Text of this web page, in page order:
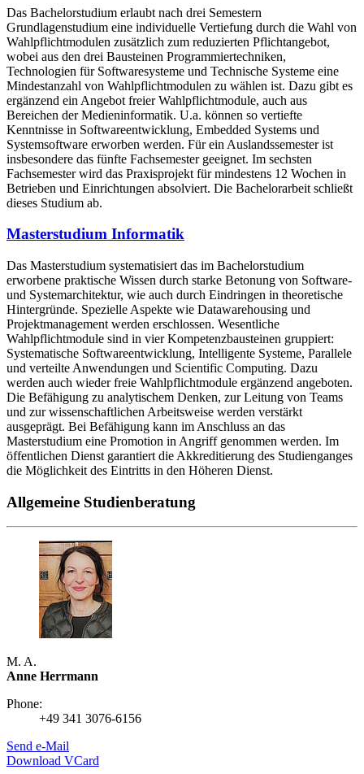
Das Bachelorstudium erlaubt nach drei Semestern
Grundlagenstudium eine individuelle Vertiefung durch die Wahl von
Wahlpflichtmodulen zusätzlich zum reduzierten Pflichtangebot,
wobei aus den drei Bausteinen Programmiertechniken,
Technologien für Softwaresysteme und Technische Systeme eine
Mindestanzahl von Wahlpflichtmodulen zu wählen ist. Dazu gibt es
ergänzend ein Angebot freier Wahlpflichtmodule, auch aus
Bereichen der Medieninformatik. U.a. können so vertiefte
Kenntnisse in Softwareentwicklung, Embedded Systems und
Systemsoftware erworben werden. Für ein Auslandssemester ist
insbesondere das fünfte Fachsemester geeignet. Im sechsten
Fachsemester wird das Praxisprojekt für mindestens 12 Wochen in
Betrieben und Einrichtungen absolviert. Die Bachelorarbeit schließt
dieses Studium ab.
Masterstudium Informatik
Das Masterstudium systematisiert das im Bachelorstudium
erworbene praktische Wissen durch starke Betonung von Software-
und Systemarchitektur, wie auch durch Eindringen in theoretische
Hintergründe. Spezielle Aspekte wie Datawarehousing und
Projektmanagement werden erschlossen. Wesentliche
Wahlpflichtmodule sind in vier Kompetenzbausteinen gruppiert:
Systematische Softwareentwicklung, Intelligente Systeme, Parallele
und verteilte Anwendungen und Scientific Computing. Dazu
werden auch wieder freie Wahlpflichtmodule ergänzend angeboten.
Die Befähigung zu analytischem Denken, zur Leitung von Teams
und zur wissenschaftlichen Arbeitsweise werden verstärkt
ausgeprägt. Bei Befähigung kann im Anschluss an das
Masterstudium eine Promotion in Angriff genommen werden. Im
öffentlichen Dienst garantiert die Akkreditierung des Studienganges
die Möglichkeit des Eintritts in den Höheren Dienst.
Allgemeine Studienberatung
M. A.
Anne Herrmann
Phone:
+49 341 3076-6156
Send e-Mail
Download VCard